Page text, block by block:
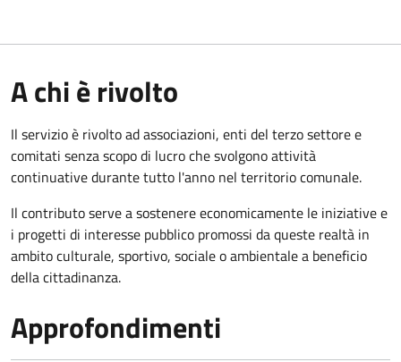
A chi è rivolto
Il servizio è rivolto ad associazioni, enti del terzo settore e
comitati senza scopo di lucro che svolgono attività
continuative durante tutto l'anno nel territorio comunale.
Il contributo serve a sostenere economicamente le iniziative e
i progetti di interesse pubblico promossi da queste realtà in
ambito culturale, sportivo, sociale o ambientale a beneficio
della cittadinanza.
Approfondimenti